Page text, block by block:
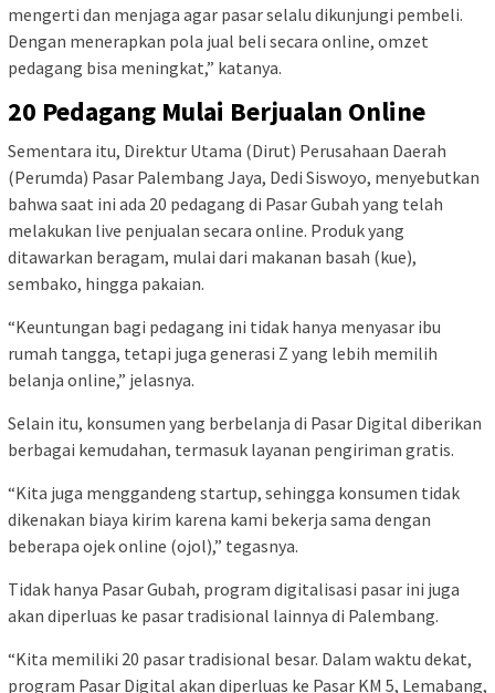
mengerti dan menjaga agar pasar selalu dikunjungi pembeli.
Dengan menerapkan pola jual beli secara online, omzet
pedagang bisa meningkat,” katanya.
20 Pedagang Mulai Berjualan Online
Sementara itu, Direktur Utama (Dirut) Perusahaan Daerah
(Perumda) Pasar Palembang Jaya, Dedi Siswoyo, menyebutkan
bahwa saat ini ada 20 pedagang di Pasar Gubah yang telah
melakukan live penjualan secara online. Produk yang
ditawarkan beragam, mulai dari makanan basah (kue),
sembako, hingga pakaian.
“Keuntungan bagi pedagang ini tidak hanya menyasar ibu
rumah tangga, tetapi juga generasi Z yang lebih memilih
belanja online,” jelasnya.
Selain itu, konsumen yang berbelanja di Pasar Digital diberikan
berbagai kemudahan, termasuk layanan pengiriman gratis.
“Kita juga menggandeng startup, sehingga konsumen tidak
dikenakan biaya kirim karena kami bekerja sama dengan
beberapa ojek online (ojol),” tegasnya.
Tidak hanya Pasar Gubah, program digitalisasi pasar ini juga
akan diperluas ke pasar tradisional lainnya di Palembang.
“Kita memiliki 20 pasar tradisional besar. Dalam waktu dekat,
program Pasar Digital akan diperluas ke Pasar KM 5, Lemabang,